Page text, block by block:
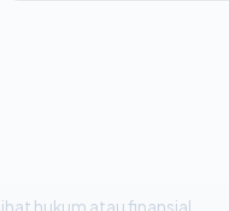
hukum atau finansial.